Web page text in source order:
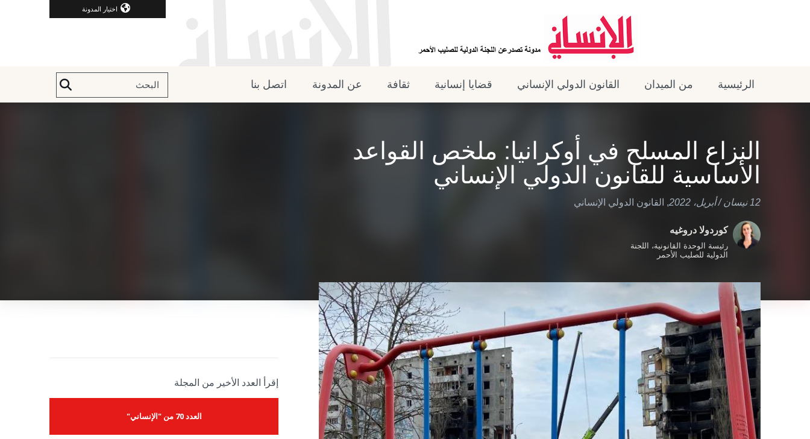
اختيار المدونة
الرئيسية من الميدان القانون الدولي الإنساني قضايا إنسانية ثقافة عن المدونة اتصل بنا
النزاع المسلح في أوكرانيا: ملخص القواعد
الأساسية للقانون الدولي الإنساني
12 نيسان / أبريل، 2022 , القانون الدولي الإنساني
كوردولا دروغيه
رئيسة الوحدة القانونية، اللجنة
الدولية للصليب الأحمر
إقرأ العدد الأخير من المجلة
العدد 70 من "الإنساني"